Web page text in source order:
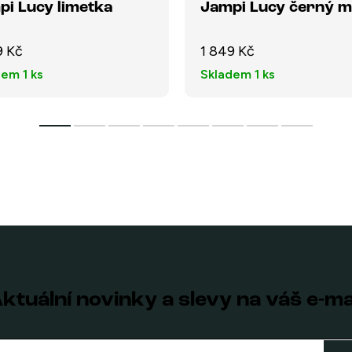
Lucy limetka
Kč
1 ks
Jampi Lucy černý
1 849 Kč
Skladem 1 ks
novinky a slevy na váš e-